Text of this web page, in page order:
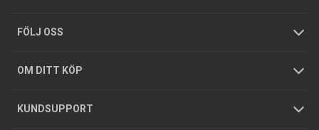
FÖLJ OSS
OM DITT KÖP
Integritetspolicy
GDPR
KUNDSUPPORT
Foldrar och kataloger
Köpguider
Varumärken
Tjänster
Hållbarhet
Jobba hos oss